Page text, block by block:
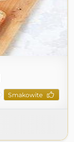
Smakowite